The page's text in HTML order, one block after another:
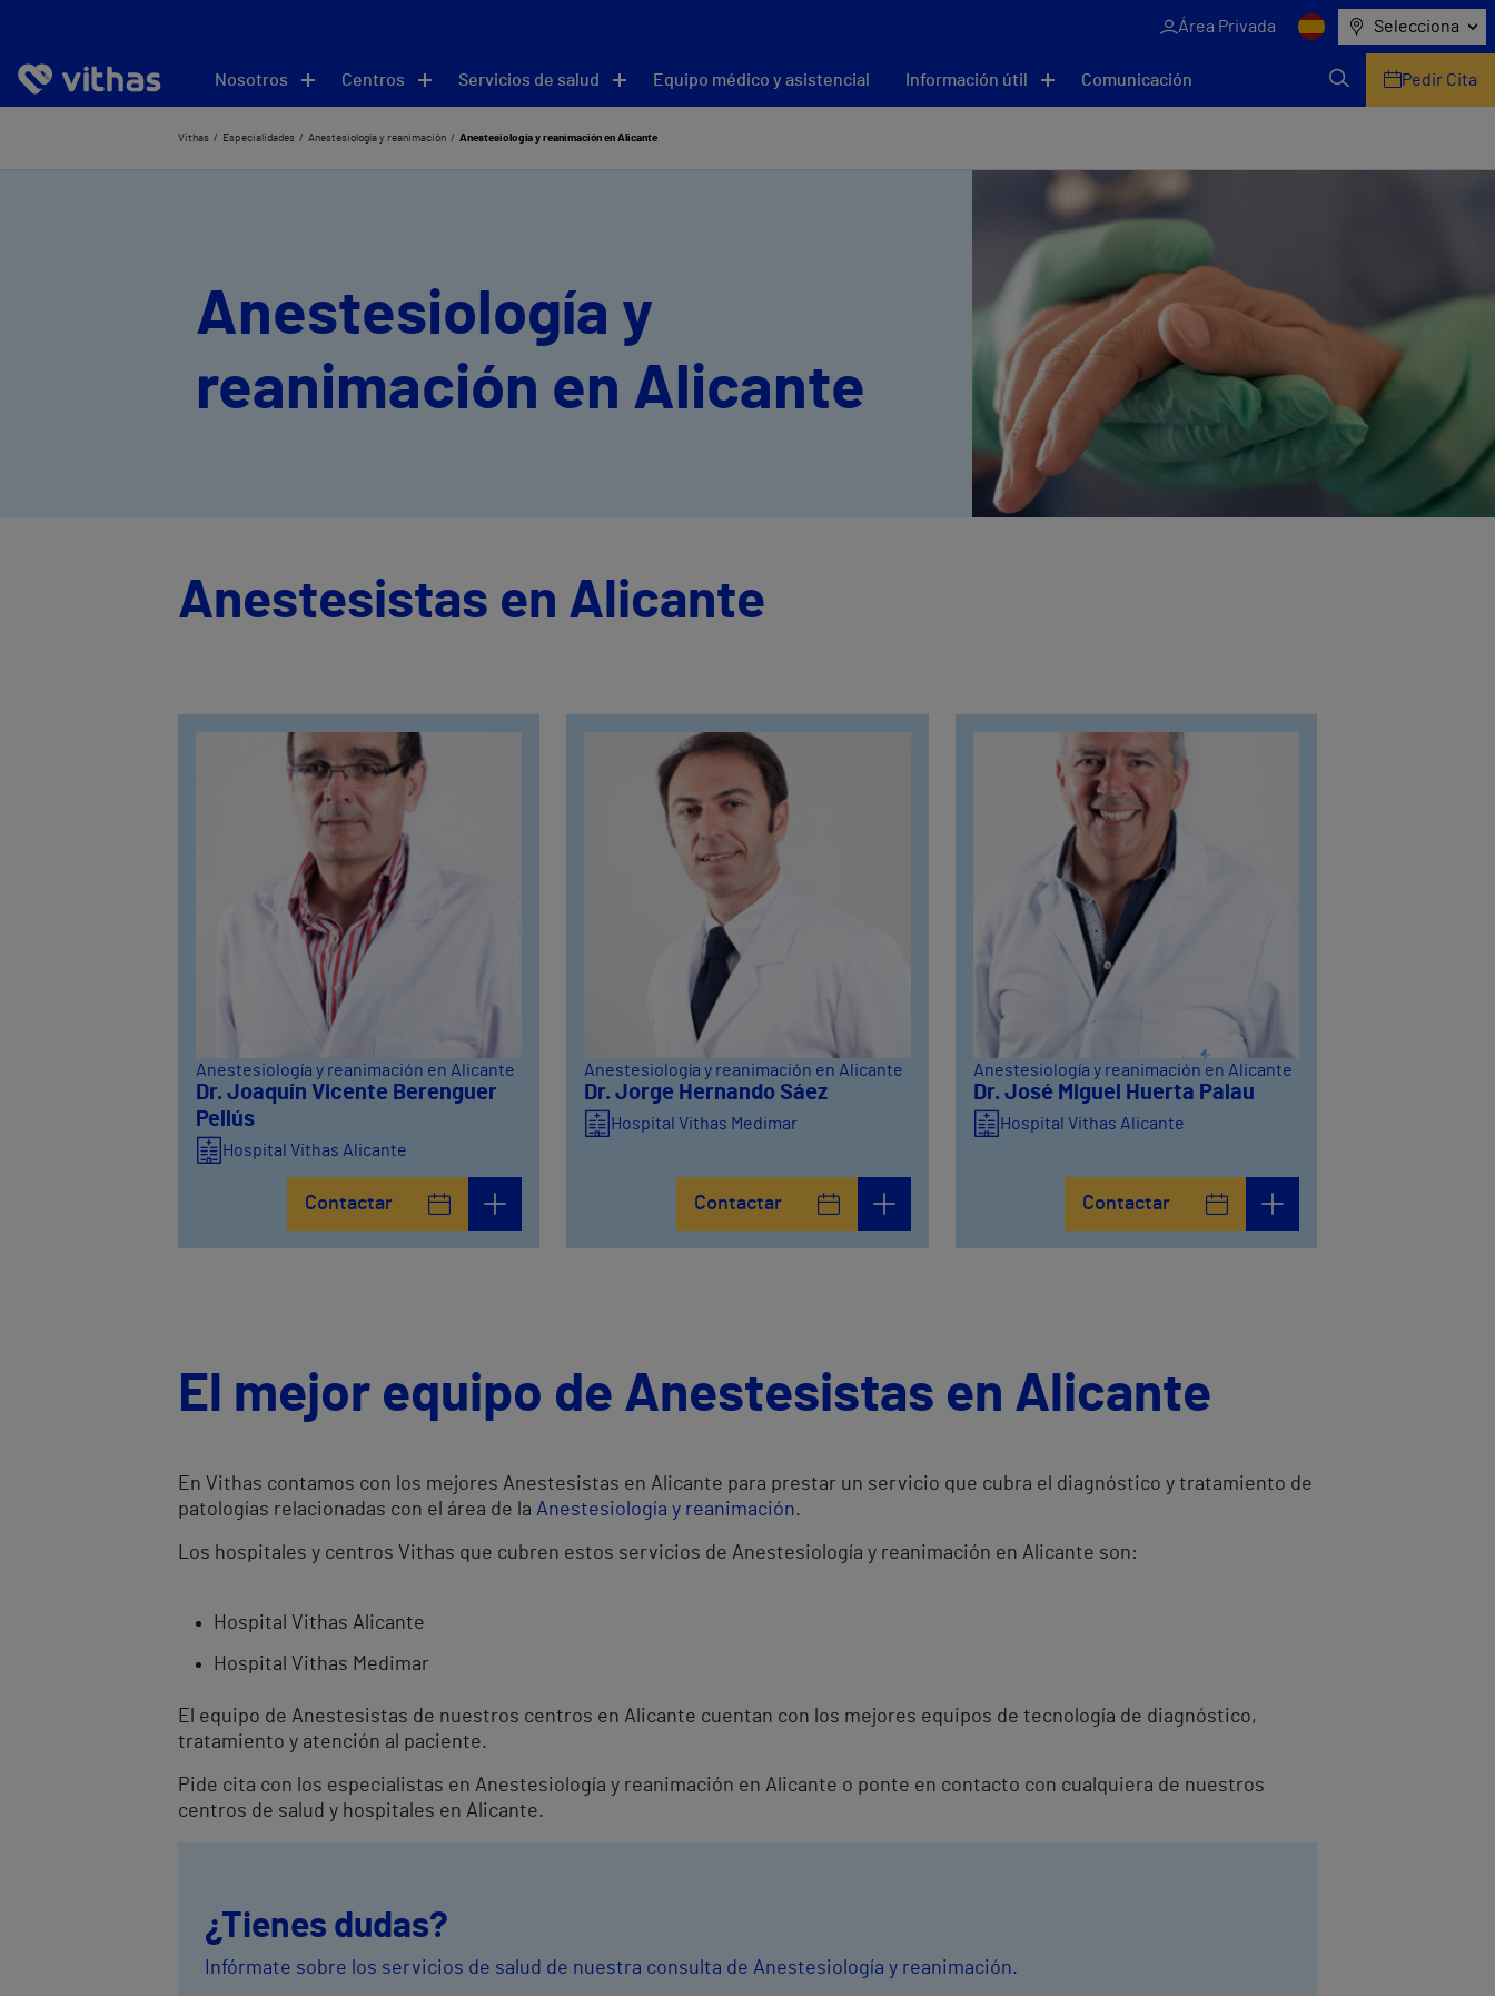
Área Privada Selecciona
Nosotros Centros Servicios de salud Equipo médico y asistencial Información útil Comunicación Pedir Cita
Vithas Especialidades Anestesiología y reanimación Anestesiología y reanimación en Alicante
Anestesiología y
reanimación en Alicante
Anestesistas en Alicante
Anestesiología y reanimación en Alicante
Dr. Joaquín Vicente Berenguer
Pellús
Hospital Vithas Alicante
Contactar
Anestesiología y reanimación en Alicante
Dr. Jorge Hernando Sáez
Hospital Vithas Medimar
Contactar
Anestesiología y reanimación en Alicante
Dr. José Miguel Huerta Palau
Hospital Vithas Alicante
Contactar
El mejor equipo de Anestesistas en Alicante
En Vithas contamos con los mejores Anestesistas en Alicante para prestar un servicio que cubra el diagnóstico y tratamiento de
patologías relacionadas con el área de la Anestesiología y reanimación.
Los hospitales y centros Vithas que cubren estos servicios de Anestesiología y reanimación en Alicante son:
Hospital Vithas Alicante
Hospital Vithas Medimar
El equipo de Anestesistas de nuestros centros en Alicante cuentan con los mejores equipos de tecnología de diagnóstico,
tratamiento y atención al paciente.
Pide cita con los especialistas en Anestesiología y reanimación en Alicante o ponte en contacto con cualquiera de nuestros
centros de salud y hospitales en Alicante.
¿Tienes dudas?
Infórmate sobre los servicios de salud de nuestra consulta de Anestesiología y reanimación.